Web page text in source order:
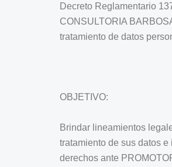
Decreto Reglamentario
CONSULTORIA
tratamiento de datos
OBJETIVO:
Brindar lineamientos
tratamiento de sus datos
derechos ante